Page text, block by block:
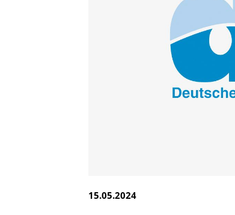
15.05.2024